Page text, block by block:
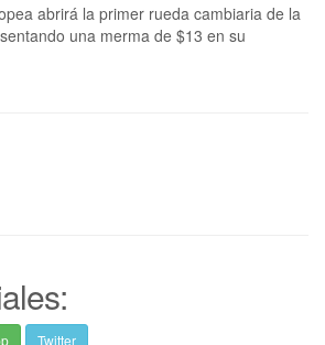
abrirá la primer rueda cambiaria de la
una merma de $13 en su
Twitter